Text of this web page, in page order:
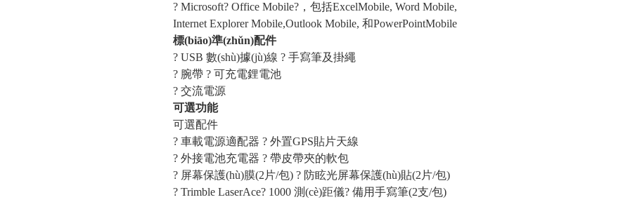
? Microsoft? Office Mobile?，包括ExcelMobile, Word Mobile,
Internet Explorer Mobile,Outlook Mobile, 和PowerPointMobile
標(biāo)準(zhǔn)配件
? USB 數(shù)據(jù)線 ? 手寫筆及掛繩
? 腕帶 ? 可充電鋰電池
? 交流電源
可選功能
可選配件
? 車載電源適配器 ? 外置GPS貼片天線
? 外接電池充電器 ? 帶皮帶夾的軟包
? 屏幕保護(hù)膜(2片/包) ? 防眩光屏幕保護(hù)貼(2片/包)
? Trimble LaserAce? 1000 測(cè)距儀? 備用手寫筆(2支/包)